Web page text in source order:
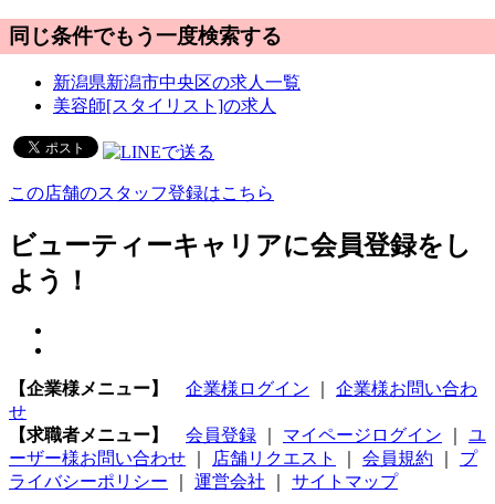
同じ条件でもう一度検索する
新潟県新潟市中央区の求人一覧
美容師[スタイリスト]の求人
この店舗のスタッフ登録はこちら
ビューティーキャリアに会員登録をし
よう！
【企業様メニュー】 企業様ログイン
企業様お問い合わ
せ
【求職者メニュー】
会員登録 マイページログイン
ユ
ーザー様お問い合わせ
店舗リクエスト 会員規約
プ
ライバシーポリシー
運営会社 サイトマップ